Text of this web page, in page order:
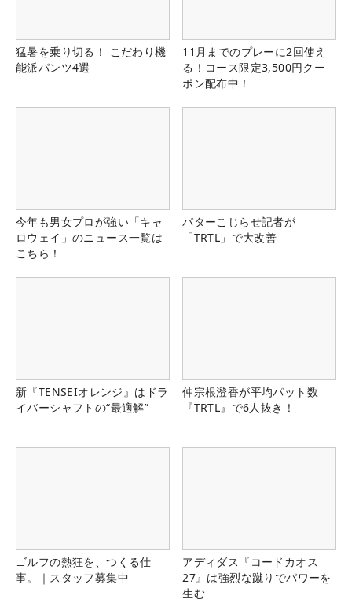
猛暑を乗り切る！ こだわり機
能派パンツ4選
11月までのプレーに2回使え
る！コース限定3,500円クー
ポン配布中！
今年も男女プロが強い「キャ
ロウェイ」のニュース一覧は
こちら！
パターこじらせ記者が
「TRTL」で大改善
新『TENSEIオレンジ』はドラ
イバーシャフトの“最適解”
仲宗根澄香が平均パット数
『TRTL』で6人抜き！
ゴルフの熱狂を、つくる仕
事。｜スタッフ募集中
アディダス『コードカオス
27』は強烈な蹴りでパワーを
生む